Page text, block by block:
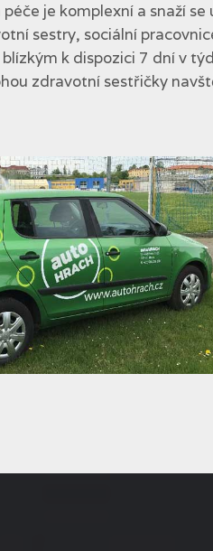
je komplexní a snaží
sestry, sociální
k dispozici 7 dní v
zdravotní sestřičky